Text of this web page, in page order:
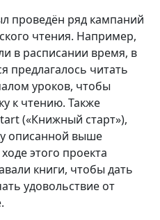
проведён ряд кампаний
чтения. Например,
в расписании время, в
предлагалось читать
уроков, чтобы
к чтению. Также
(«Книжный старт»),
описанной выше
этого проекта
книги, чтобы дать
удовольствие от